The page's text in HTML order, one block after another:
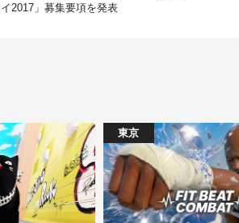
イ2017」募集要項を発表
東京